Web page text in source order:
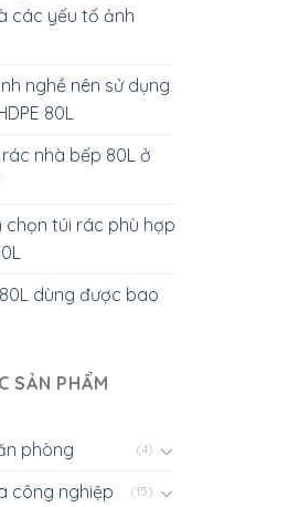
các yếu tố ảnh
nghề nên sử dụng
80L
nhà bếp 80L ở
chọn túi rác phù hợp
dùng được bao
SẢN PHẨM
phòng (4)
công nghiệp (15)